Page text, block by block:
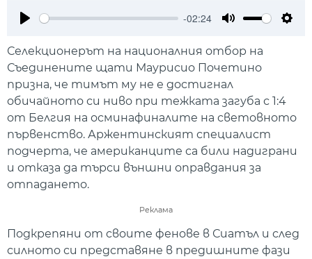
-02:24
Селекционерът на националния отбор на
Съединените щати Маурисио Почетино
призна, че тимът му не е достигнал
обичайното си ниво при тежката загуба с 1:4
от Белгия на осминафиналите на световното
първенство. Аржентинският специалист
подчерта, че американците са били надиграни
и отказа да търси външни оправдания за
отпадането.
Реклама
Подкрепяни от своите фенове в Сиатъл и след
силното си представяне в предишните фази